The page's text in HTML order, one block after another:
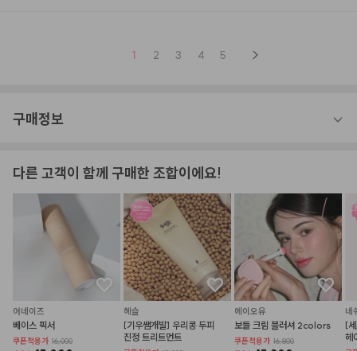
1 2 3 4 5
구매정보
다른 고객이 함께 구매한 조합이에요!
어네이즈
베이스 픽서
쿠폰적용가 16,000
헤슬
[기우쌤개발] 우리콩 두피
진정 트리트먼트
에이오유
보들 크림 블러셔 2colors
쿠폰적용가 16,800
네
[
헤